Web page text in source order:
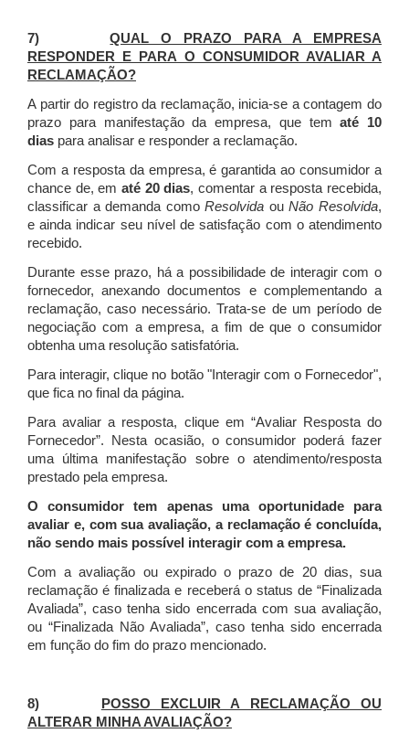
7)QUAL O PRAZO PARA A EMPRESA
RESPONDER E PARA O CONSUMIDOR AVALIAR A
RECLAMAÇÃO?
A partir do registro da reclamação, inicia-se a contagem do
prazo para manifestação da empresa, que tematé 10
dias para analisar e responder a reclamação.
Com a resposta da empresa, é garantida ao consumidor a
chance de, em até 20 dias, comentar a resposta recebida,
classificar a demanda comoResolvida ouNão Resolvida,
e ainda indicar seu nível de satisfação com o atendimento
recebido.
Durante esse prazo, há a possibilidade de interagir com o
fornecedor, anexando documentos e complementando a
reclamação, caso necessário.Trata-se de um período de
negociação com a empresa, a fim de que o consumidor
obtenha uma resolução satisfatória.
Para interagir, clique no botão "Interagir com o Fornecedor",
que fica no final da página.
Para avaliar a resposta, clique em “Avaliar Resposta do
Fornecedor”. Nesta ocasião, o consumidor poderá fazer
uma última manifestação sobre o atendimento/resposta
prestado pela empresa.
O consumidor tem apenas uma oportunidade para
avaliar e, com sua avaliação, a reclamação é concluída,
não sendo mais possível interagir com a empresa.
Com a avaliação ou expirado o prazo de 20 dias, sua
reclamação é finalizada e receberá o status de “Finalizada
Avaliada”, caso tenha sido encerrada com sua avaliação,
ou “Finalizada Não Avaliada”, caso tenha sido encerrada
em função do fim do prazo mencionado.
8)
POSSO EXCLUIR A RECLAMAÇÃO OU
ALTERAR MINHA AVALIAÇÃO?